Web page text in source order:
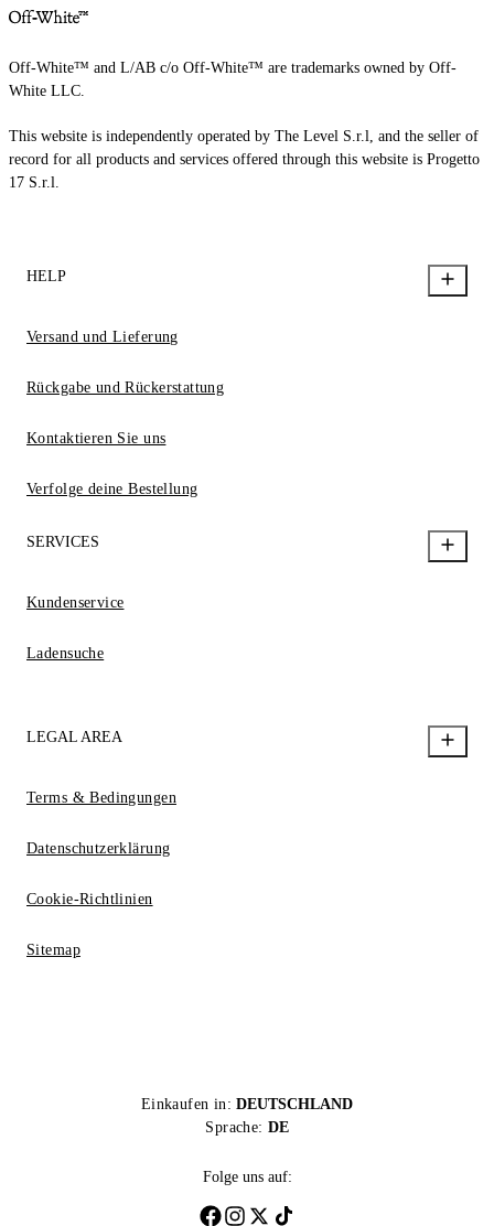
Off-White™ and L/AB c/o Off-White™ are trademarks owned by Off-
White LLC.
This website is independently operated by The Level S.r.l, and the seller of
record for all products and services offered through this website is Progetto
17 S.r.l.
HELP
Versand und Lieferung
Rückgabe und Rückerstattung
Kontaktieren Sie uns
Verfolge deine Bestellung
SERVICES
Kundenservice
Ladensuche
LEGAL AREA
Terms & Bedingungen
Datenschutzerklärung
Cookie-Richtlinien
Sitemap
Einkaufen in: DEUTSCHLAND
Sprache: DE
Folge uns auf: